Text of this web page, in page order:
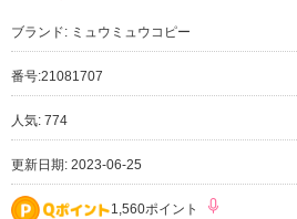
ブランド: ミュウミュウコピー
番号:21081707
人気: 774
更新日期: 2023-06-25
1,560ポイント